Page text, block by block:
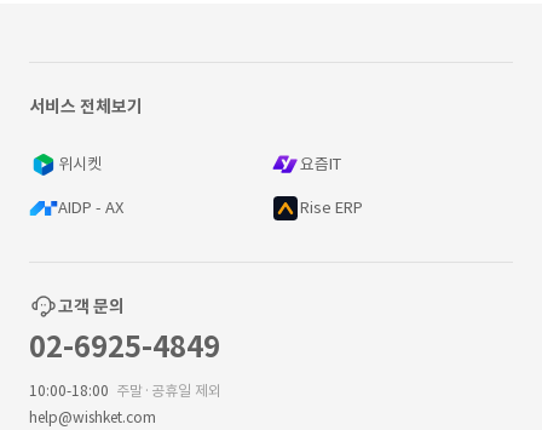
서비스 전체보기
위시켓 요즘IT
AIDP - AX Rise ERP
고객 문의
02-6925-4849
10:00-18:00 주말·공휴일 제외
help@wishket.com